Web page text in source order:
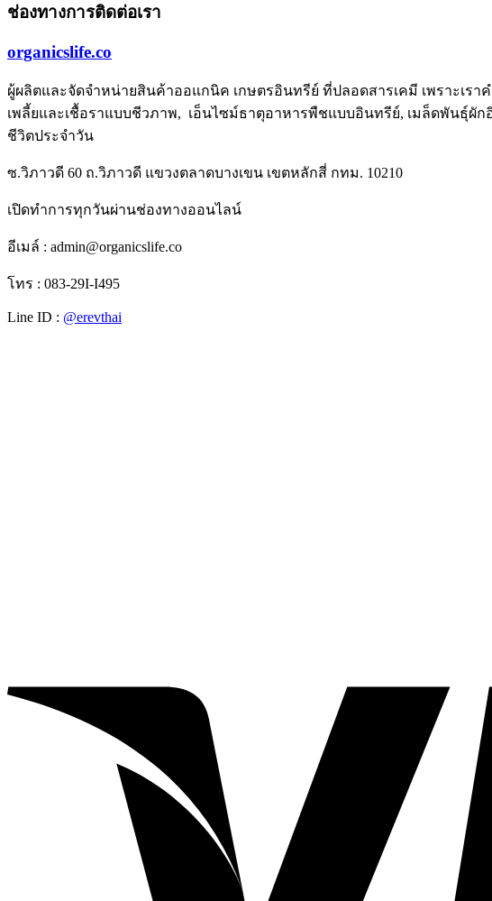
ช่องทางการติดต่อเรา
organicslife.co
ผู้ผลิตและจัดจำหน่ายสินค้าออแกนิค เกษตรอินทรีย์ ที่ปลอดสารเคมี เพราะเ
เพลี้ยและเชื้อราแบบชีวภาพ, เอ็นไซม์ธาตุอาหารพืชแบบอินทรีย์, เมล็ดพันธุ์ผัก
ชีวิตประจำวัน
ซ.วิภาวดี 60 ถ.วิภาวดี แขวงตลาดบางเขน เขตหลักสี่ กทม. 10210
เปิดทำการทุกวันผ่านช่องทางออนไลน์
อีเมล์ : admin@organicslife.co
โทร : 083-29I-I495
Line ID : @erevthai